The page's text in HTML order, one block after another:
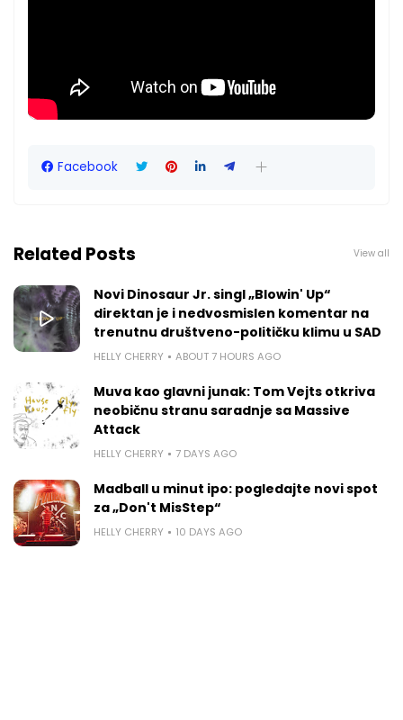
Facebook
Related Posts View all
Novi Dinosaur Jr. singl „Blowin' Up“
direktan je i nedvosmislen komentar na
trenutnu društveno-političku klimu u SAD
HELLY CHERRY ABOUT 7 HOURS AGO
Muva kao glavni junak: Tom Vejts otkriva
neobičnu stranu saradnje sa Massive
Attack
HELLY CHERRY 7 DAYS AGO
Madball u minut ipo: pogledajte novi spot
za „Don't MisStep“
HELLY CHERRY 10 DAYS AGO